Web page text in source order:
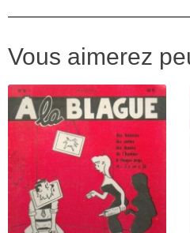
Vous aimerez